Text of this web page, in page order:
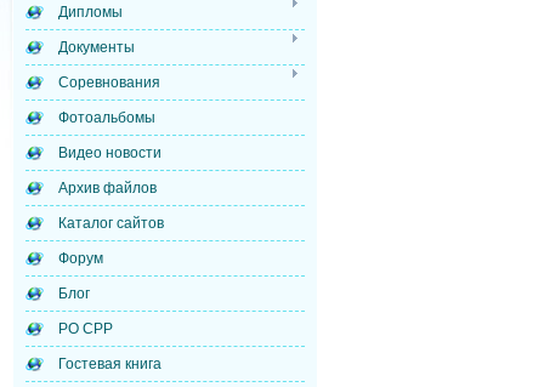
Дипломы
Документы
Соревнования
Фотоальбомы
Видео новости
Архив файлов
Каталог сайтов
Форум
Блог
РО СРР
Гостевая книга